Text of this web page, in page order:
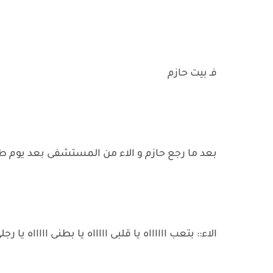
فـ بيت حازم
بعد ما رجع حازم و الاء من المستشفى بعد يوم
الاء:: بتعب ااااااه يا قلبى اااااه يا بطنى اااااه يا